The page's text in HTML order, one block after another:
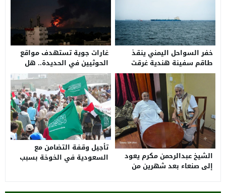
خفر السواحل اليمني ينقذ
طاقم سفينة هندية غرقت
قبالة الحديدة بعد هجوم
بزورق مفخخ
غارات جوية تستهدف مواقع
الحوثيين في الحديدة.. هل
بدأت الردود على استهداف
السفن السعودية؟
الشيخ عبدالرحمن مكرم يعود
إلى صنعاء بعد شهرين من
تأجيل وقفة التضامن مع
السعودية في الخوخة بسبب